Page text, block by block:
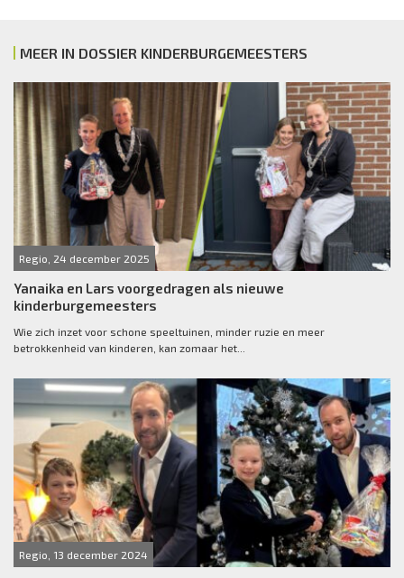
MEER IN DOSSIER KINDERBURGEMEESTERS
Regio, 24 december 2025
Yanaika en Lars voorgedragen als nieuwe
kinderburgemeesters
Wie zich inzet voor schone speeltuinen, minder ruzie en meer
betrokkenheid van kinderen, kan zomaar het...
Regio, 13 december 2024